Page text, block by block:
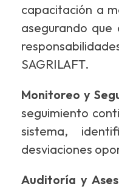
capacitación a
asegurando que
SAGRILAFT.
Monitoreo y
seguimiento
sistema,
desviaciones
Auditoría y